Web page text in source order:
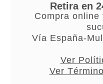
Retira en
Compra
Vía España-
Ver
Ver